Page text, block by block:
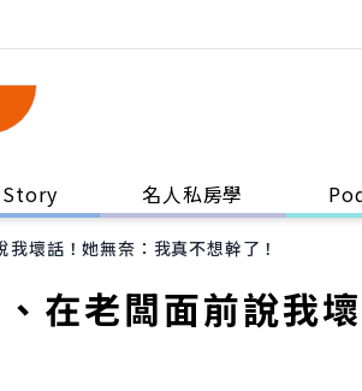
名人私房學
壞話！她無奈：我真不想幹了！
在老闆面前說我壞